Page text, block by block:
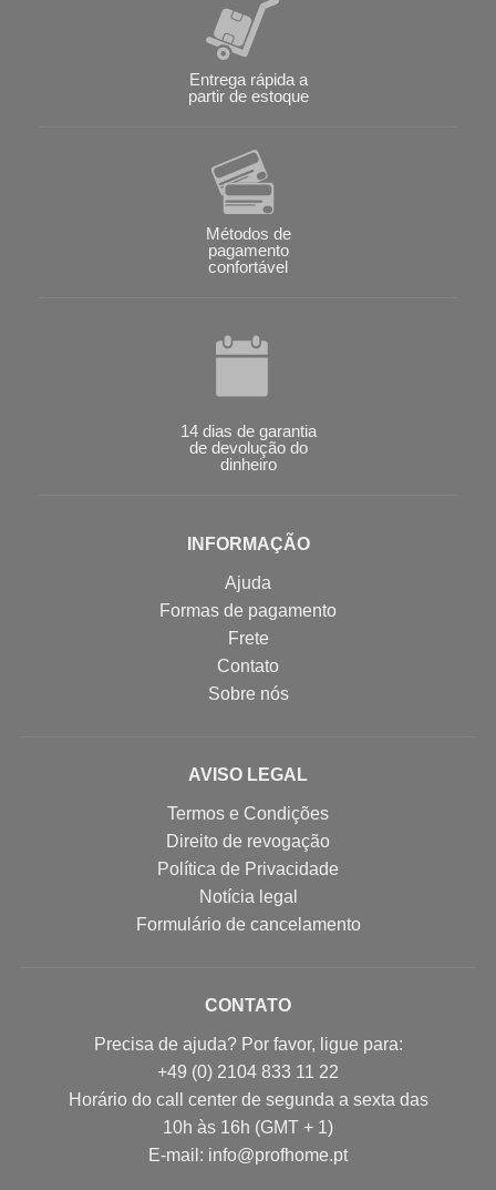
Entrega rápida a
partir de estoque
Métodos de
pagamento
confortável
14 dias de garantia
de devolução do
dinheiro
INFORMAÇÃO
Ajuda
Formas de pagamento
Frete
Contato
Sobre nós
AVISO LEGAL
Termos e Condições
Direito de revogação
Política de Privacidade
Notícia legal
Formulário de cancelamento
CONTATO
Precisa de ajuda? Por favor, ligue para:
+49 (0) 2104 833 11 22
Horário do call center de segunda a sexta das
10h às 16h (GMT + 1)
E-mail: info@profhome.pt